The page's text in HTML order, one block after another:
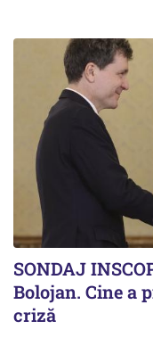
SONDAJ
Bolojan. Cine a
criză